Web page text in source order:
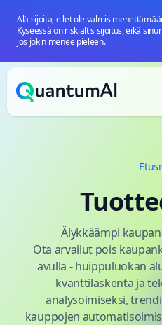
Älä sijoita, ellet ole valmis
Kyseessä on riskialtis sijoitus, eikä
jos jokin menee pieleen.
Siirry sisältöön
Älykkäämpi
Ota arvailut pois
avulla - huippuluokan
kvanttilaskenta ja
analysoimiseksi,
kauppojen